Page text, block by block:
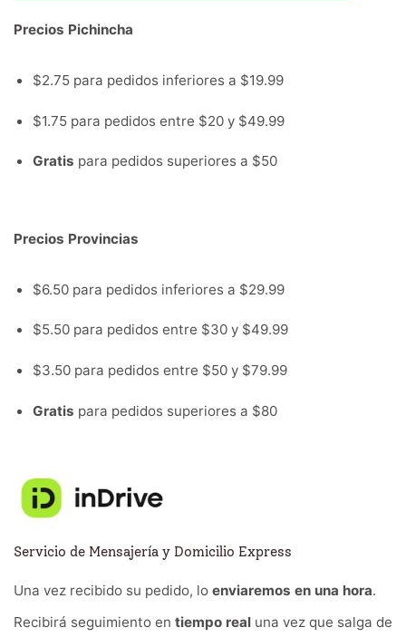
Precios Pichincha
$2.75 para pedidos inferiores a $19.99
$1.75 para pedidos entre $20 y $49.99
Gratis para pedidos superiores a $50
Precios Provincias
$6.50 para pedidos inferiores a $29.99
$5.50 para pedidos entre $30 y $49.99
$3.50 para pedidos entre $50 y $79.99
Gratis para pedidos superiores a $80
Servicio de Mensajería y Domicilio Express
Una vez recibido su pedido, lo enviaremos en una hora.
Recibirá seguimiento en tiempo real una vez que salga de